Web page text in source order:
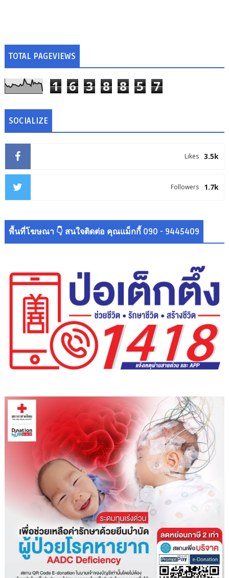
TOTAL PAGEVIEWS
1 6 3 8 8 5 7
SOCIALIZE
3.5k
Likes
1.7k
Followers
พื้นที่โฆษณา 👇 สนใจติดต่อ คุณแม็กกี้ 090 - 9445409